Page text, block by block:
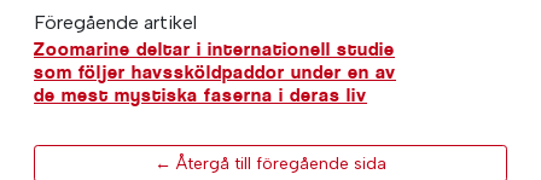
Föregående artikel
Zoomarine deltar i internationell studie
som följer havssköldpaddor under en av
de mest mystiska faserna i deras liv
← Återgå till föregående sida